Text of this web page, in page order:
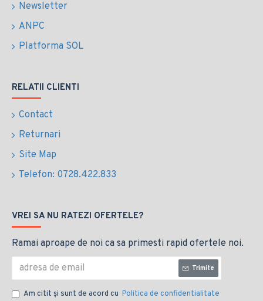
Newsletter
ANPC
Platforma SOL
RELATII CLIENTI
Contact
Returnari
Site Map
Telefon: 0728.422.833
VREI SA NU RATEZI OFERTELE?
Ramai aproape de noi ca sa primesti rapid ofertele noi.
Trimite
Am citit şi sunt de acord cu Politica de confidentialitate